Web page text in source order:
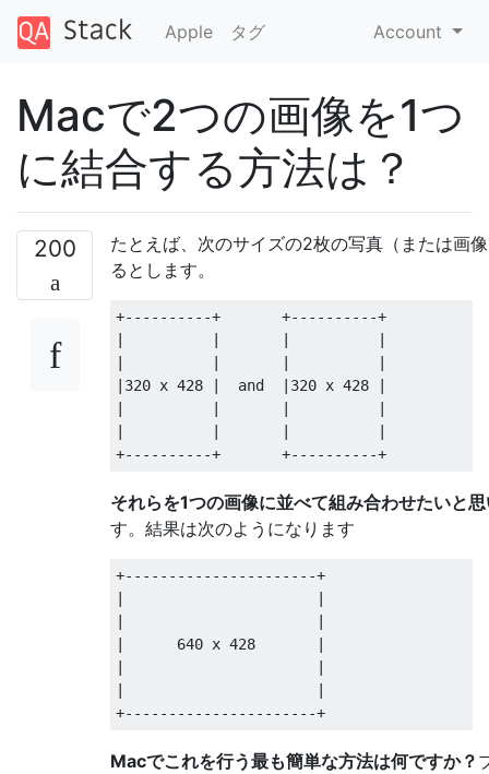
Apple タグ Account
Macで2つの画像を1つ
に結合する方法は？
200
たとえば、次のサイズの2枚の写真（または画
るとします。
+----------+       +----------+
|          |       |          |
|          |       |          |
|320 x 428 |  and  |320 x 428 |
|          |       |          |
|          |       |          |
それらを1つの画像に並べて組み合わせたいと
す。結果は次のようになります
+----------------------+
|                      |
|                      |
|      640 x 428       |
|                      |
|                      |
Macでこれを行う最も簡単な方法は何ですか？